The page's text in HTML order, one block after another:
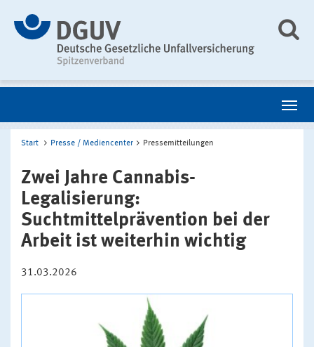
Start Presse / Mediencenter Pressemitteilungen
Zwei Jahre Cannabis-
Legalisierung:
Suchtmittelprävention bei der
Arbeit ist weiterhin wichtig
31.03.2026